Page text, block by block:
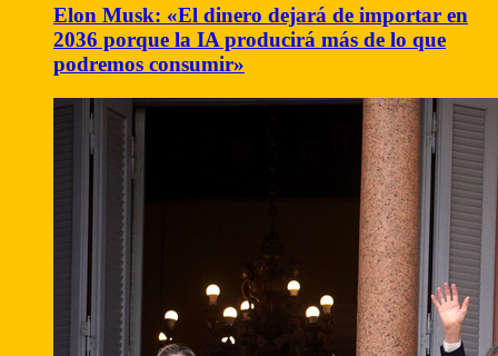
Elon Musk: «El dinero dejará de importar en
2036 porque la IA producirá más de lo que
podremos consumir»